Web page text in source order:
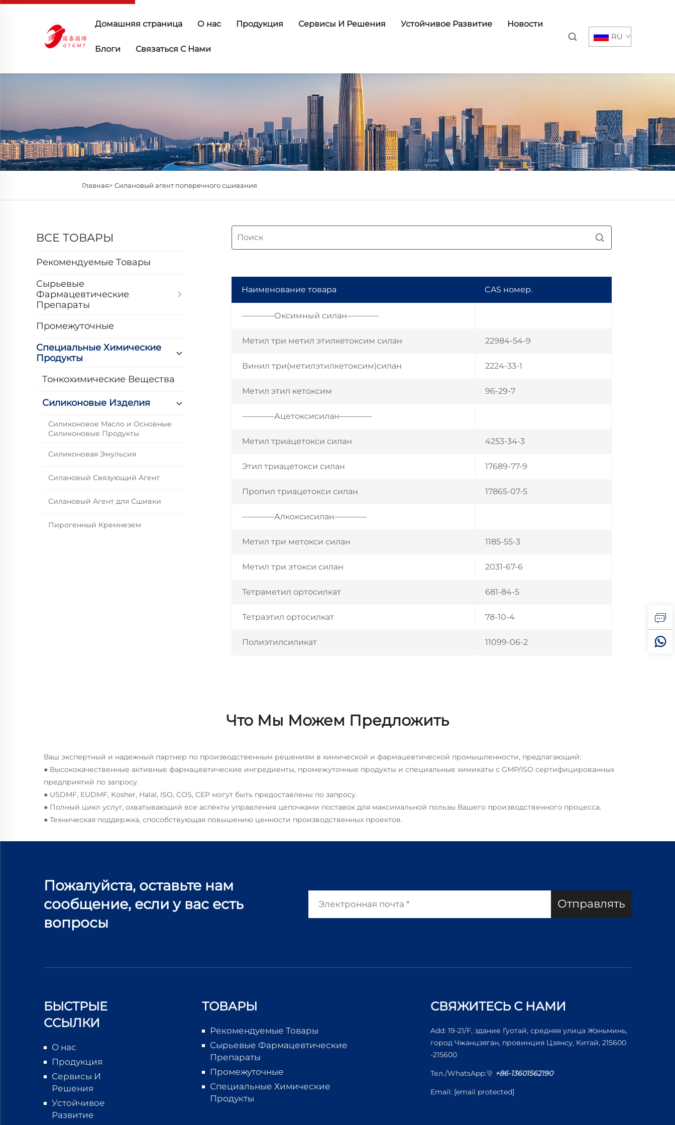
Домашняя страница О нас Продукция Сервисы И Решения Устойчивое Развитие Новости
Блоги Связаться С Нами
RU
Главная> Силановый агент поперечного сшивания
ВСЕ ТОВАРЫ
Рекомендуемые Товары
Сырьевые
Фармацевтические
Препараты
Промежуточные
Специальные Химические
Продукты
Тонкохимические Вещества
Силиконовые Изделия
Силиконовое Масло и Основные
Силиконовые Продукты
Силиконовая Эмульсия
Силановый Связующий Агент
Силановый Агент для Сшивки
Пирогенный Кремнезем
Наименование товара CAS номер.
————Оксимный силан————
Метил три метил этилкетоксим силан 22984-54-9
Винил три(метилэтилкетоксим)силан 2224-33-1
Метил этил кетоксим 96-29-7
————Ацетоксисилан————
Метил триацетокси силан 4253-34-3
Этил триацетокси силан 17689-77-9
Пропил триацетокси силан 17865-07-5
————Алкоксисилан————
Метил три метокси силан 1185-55-3
Метил три этокси силан 2031-67-6
Тетраметил ортосилкат 681-84-5
Тетраэтил ортосилкат 78-10-4
Полиэтилсиликат 11099-06-2
Что Мы Можем Предложить
Ваш экспертный и надежный партнер по производственным решениям в химической и фармацевтической промышленности, предлагающий:
● Высококачественные активные фармацевтические ингредиенты, промежуточные продукты и специальные химикаты с GMP/ISO сертифицированных
предприятий по запросу.
● USDMF, EUDMF, Kosher, Halal, ISO, COS, CEP могут быть предоставлены по запросу.
● Полный цикл услуг, охватывающий все аспекты управления цепочками поставок для максимальной пользы Вашего производственного процесса.
● Техническая поддержка, способствующая повышению ценности производственных проектов.
Пожалуйста, оставьте нам
сообщение, если у вас есть
вопросы
Отправлять
БЫСТРЫЕ
ССЫЛКИ
О нас
Продукция
Сервисы И
Решения
Устойчивое
Развитие
ТОВАРЫ
Рекомендуемые Товары
Сырьевые Фармацевтические
Препараты
Промежуточные
Специальные Химические
Продукты
СВЯЖИТЕСЬ С НАМИ
Add: 19-21/F, здание Гуотай, средняя улица Жэньминь,
город Чжанцзяган, провинция Цзянсу, Китай, 215600
-215600
Тел./WhatsApp: +86-13601562190
Email: [email protected]